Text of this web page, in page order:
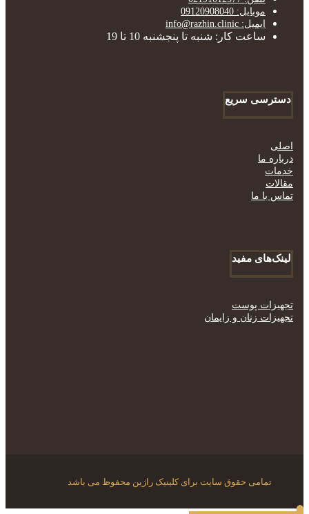
موبایل: 09120908040
ایمیل: info@razhin.clinic
ساعت کار: شنبه تا پنجشنبه 10 تا 19
دسترسی سریع
اصلی
درباره ما
خدمات
مقالات
تماس با ما
لینک‌های مفید
تجهیزات پوست
تجهیزات زنان و زایمان
تمامی حقوق سایت برای کلینیک راژین محفوظ می باشد